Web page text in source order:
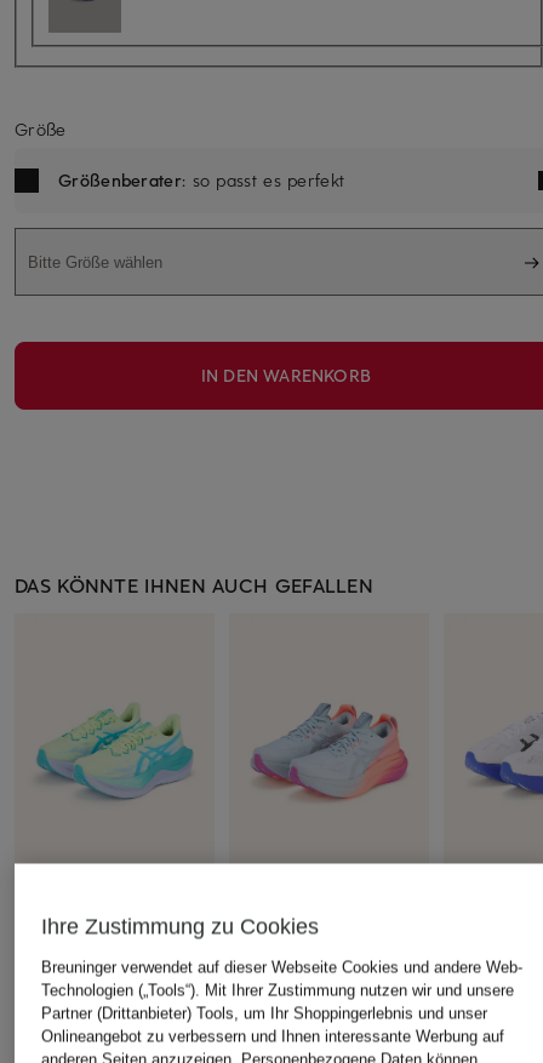
Größe
Größenberater: so passt es perfekt
Bitte Größe wählen
IN DEN WARENKORB
DAS KÖNNTE IHNEN AUCH GEFALLEN
Laufschuhe
SUPERBLAST 3
220 €
+Aktionsrabatt
ASICS
Laufschuhe GEL-
NIMBUS 28
159,99 €
ASICS
Laufschuhe
SKY TOKYO
209,99 €
Ihre Zustimmung zu Cookies
Breuninger verwendet auf dieser Webseite Cookies und andere Web-
Technologien („Tools“). Mit Ihrer Zustimmung nutzen wir und unsere
Partner (Drittanbieter) Tools, um Ihr Shoppingerlebnis und unser
Onlineangebot zu verbessern und Ihnen interessante Werbung auf
anderen Seiten anzuzeigen. Personenbezogene Daten können